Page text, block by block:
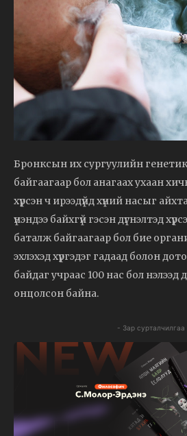
Бронксын их сургуулийн
байгаагаар бол анагаах ухаан
хүрсэн ч ирээдүйд хүний насыг
үнэндээ байхгүй гэсэн дүгнэлтэд
баталж байгаагаар бол бие
эхлэхэд хүргэдэг гадаад болон
байдаг учраас 100 нас бол нэлээд
онцолсон байна.
- Зар сурталчилгаа